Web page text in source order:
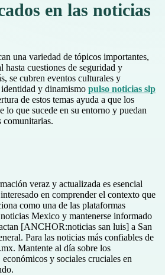
en las noticias
una variedad de tópicos importantes,
cuestiones de seguridad y
se cubren eventos culturales y
y dinamismo pulso noticias slp
de estos temas ayuda a que los
lo que sucede en su entorno y puedan
comunitarias.
veraz y actualizada es esencial
en comprender el contexto que
como una de las plataformas
Mexico y mantenerse informado
[ANCHOR:noticias san luis] a San
Para las noticias más confiables de
Mantente al día sobre los
y sociales cruciales en